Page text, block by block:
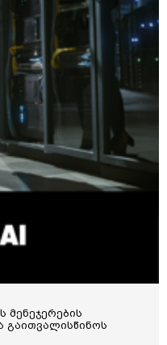
მენეჯერების
გაითვალისწინოს